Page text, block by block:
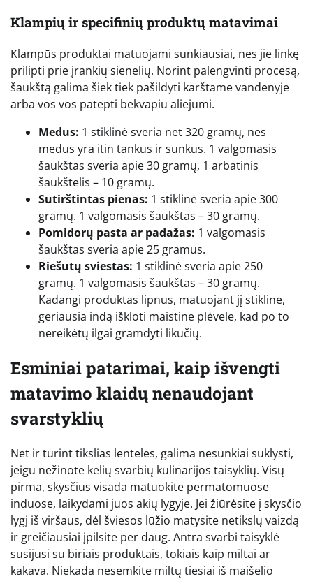
Klampių ir specifinių produktų matavimai
Klampūs produktai matuojami sunkiausiai, nes jie linkę
prilipti prie įrankių sienelių. Norint palengvinti procesą,
šaukštą galima šiek tiek pašildyti karštame vandenyje
arba vos vos patepti bekvapiu aliejumi.
Medus: 1 stiklinė sveria net 320 gramų, nes
medus yra itin tankus ir sunkus. 1 valgomasis
šaukštas sveria apie 30 gramų, 1 arbatinis
šaukštelis – 10 gramų.
Sutirštintas pienas: 1 stiklinė sveria apie 300
gramų. 1 valgomasis šaukštas – 30 gramų.
Pomidorų pasta ar padažas: 1 valgomasis
šaukštas sveria apie 25 gramus.
Riešutų sviestas: 1 stiklinė sveria apie 250
gramų. 1 valgomasis šaukštas – 30 gramų.
Kadangi produktas lipnus, matuojant jį stikline,
geriausia indą iškloti maistine plėvele, kad po to
nereikėtų ilgai gramdyti likučių.
Esminiai patarimai, kaip išvengti
matavimo klaidų nenaudojant
svarstyklių
Net ir turint tikslias lenteles, galima nesunkiai suklysti,
jeigu nežinote kelių svarbių kulinarijos taisyklių. Visų
pirma, skysčius visada matuokite permatomuose
induose, laikydami juos akių lygyje. Jei žiūrėsite į skysčio
lygį iš viršaus, dėl šviesos lūžio matysite netikslų vaizdą
ir greičiausiai įpilsite per daug. Antra svarbi taisyklė
susijusi su biriais produktais, tokiais kaip miltai ar
kakava. Niekada nesemkite miltų tiesiai iš maišelio